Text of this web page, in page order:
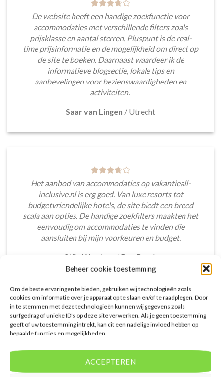
Beheer cookie toestemming
Om de beste ervaringen te bieden, gebruiken wij technologieën zoals
cookies om informatie over je apparaat op te slaan en/of te raadplegen. Door
in te stemmen met deze technologieën kunnen wij gegevens zoals
surfgedrag of unieke ID's op deze site verwerken. Als je geen toestemming
geeft of uw toestemming intrekt, kan dit een nadelige invloed hebben op
bepaalde functies en mogelijkheden.
ACCEPTEREN
De website heeft een handige zoekfunctie voor
accommodaties met verschillende filters zoals
prijsklasse en aantal sterren. Pluspunt is de real-
time prijsinformatie en de mogelijkheid om direct op
de site te boeken. Daarnaast waardeer ik de
informatieve blogsectie, lokale tips en
aanbevelingen voor bezienswaardigheden en
activiteiten.
Saar van Lingen / Utrecht
Het aanbod van accommodaties op vakantieall-
inclusive.nl is erg goed. Van luxe resorts tot
budgetvriendelijke hotels, de site biedt een breed
scala aan opties. De handige zoekfilters maakten het
eenvoudig om accommodaties te vinden die
aansluiten bij mijn voorkeuren en budget.
Stijn Wouters / Den Bosch
De aangeboden pakketreizen op de website zijn
handig voor reizigers die graag alles in één keer
regelen. Het aanbod varieert van budget, luxe tot
gezinsvriendelijke vakanties. De pakketten
omvatten accommodatie, vluchten en transfer.